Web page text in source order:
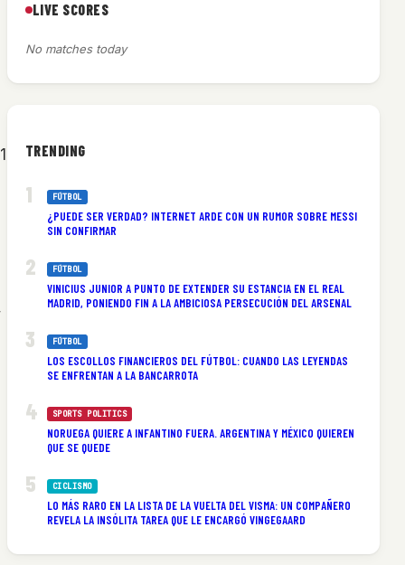
LIVE SCORES
No matches today
TRENDING
FÚTBOL
¿PUEDE SER VERDAD? INTERNET ARDE CON UN RUMOR SOBRE MESSI
SIN CONFIRMAR
FÚTBOL
VINICIUS JUNIOR A PUNTO DE EXTENDER SU ESTANCIA EN EL REAL
MADRID, PONIENDO FIN A LA AMBICIOSA PERSECUCIÓN DEL ARSENAL
FÚTBOL
LOS ESCOLLOS FINANCIEROS DEL FÚTBOL: CUANDO LAS LEYENDAS
SE ENFRENTAN A LA BANCARROTA
SPORTS POLITICS
NORUEGA QUIERE A INFANTINO FUERA. ARGENTINA Y MÉXICO QUIEREN
QUE SE QUEDE
CICLISMO
LO MÁS RARO EN LA LISTA DE LA VUELTA DEL VISMA: UN COMPAÑERO
REVELA LA INSÓLITA TAREA QUE LE ENCARGÓ VINGEGAARD